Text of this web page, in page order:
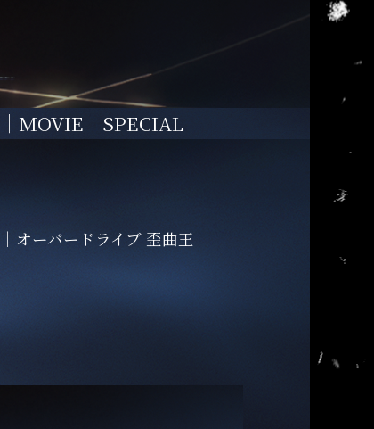
MOVIE SPECIAL
オーバードライブ 歪曲王